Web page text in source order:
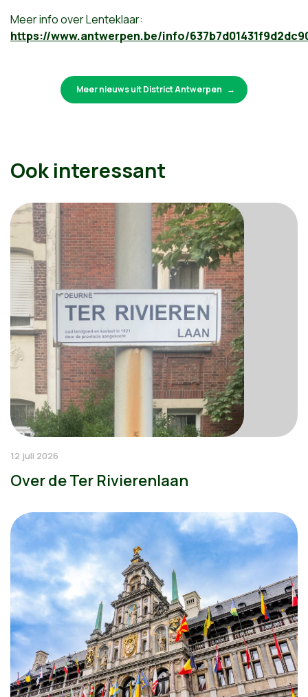
Meer info over Lenteklaar:
https://www.antwerpen.be/info/
Meer nieuws uit District Antwerpen
Ook interessant
12 juli 2026
Over de Ter Rivierenlaan